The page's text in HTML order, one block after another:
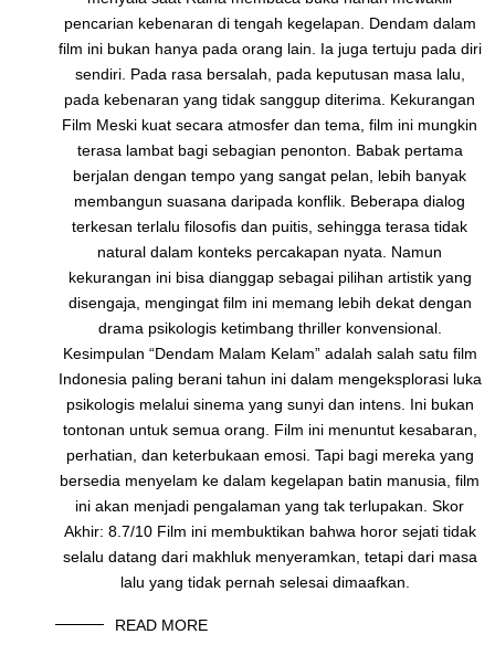
pencarian kebenaran di tengah kegelapan. Dendam dalam
film ini bukan hanya pada orang lain. Ia juga tertuju pada diri
sendiri. Pada rasa bersalah, pada keputusan masa lalu,
pada kebenaran yang tidak sanggup diterima. Kekurangan
Film Meski kuat secara atmosfer dan tema, film ini mungkin
terasa lambat bagi sebagian penonton. Babak pertama
berjalan dengan tempo yang sangat pelan, lebih banyak
membangun suasana daripada konflik. Beberapa dialog
terkesan terlalu filosofis dan puitis, sehingga terasa tidak
natural dalam konteks percakapan nyata. Namun
kekurangan ini bisa dianggap sebagai pilihan artistik yang
disengaja, mengingat film ini memang lebih dekat dengan
drama psikologis ketimbang thriller konvensional.
Kesimpulan “Dendam Malam Kelam” adalah salah satu film
Indonesia paling berani tahun ini dalam mengeksplorasi luka
psikologis melalui sinema yang sunyi dan intens. Ini bukan
tontonan untuk semua orang. Film ini menuntut kesabaran,
perhatian, dan keterbukaan emosi. Tapi bagi mereka yang
bersedia menyelam ke dalam kegelapan batin manusia, film
ini akan menjadi pengalaman yang tak terlupakan. Skor
Akhir: 8.7/10 Film ini membuktikan bahwa horor sejati tidak
selalu datang dari makhluk menyeramkan, tetapi dari masa
lalu yang tidak pernah selesai dimaafkan.
READ MORE